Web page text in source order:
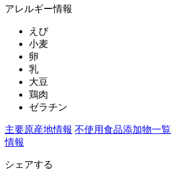
アレルギー情報
えび
小麦
卵
乳
大豆
鶏肉
ゼラチン
主要原産地情報 不使用食品添加物一覧
情報
シェアする